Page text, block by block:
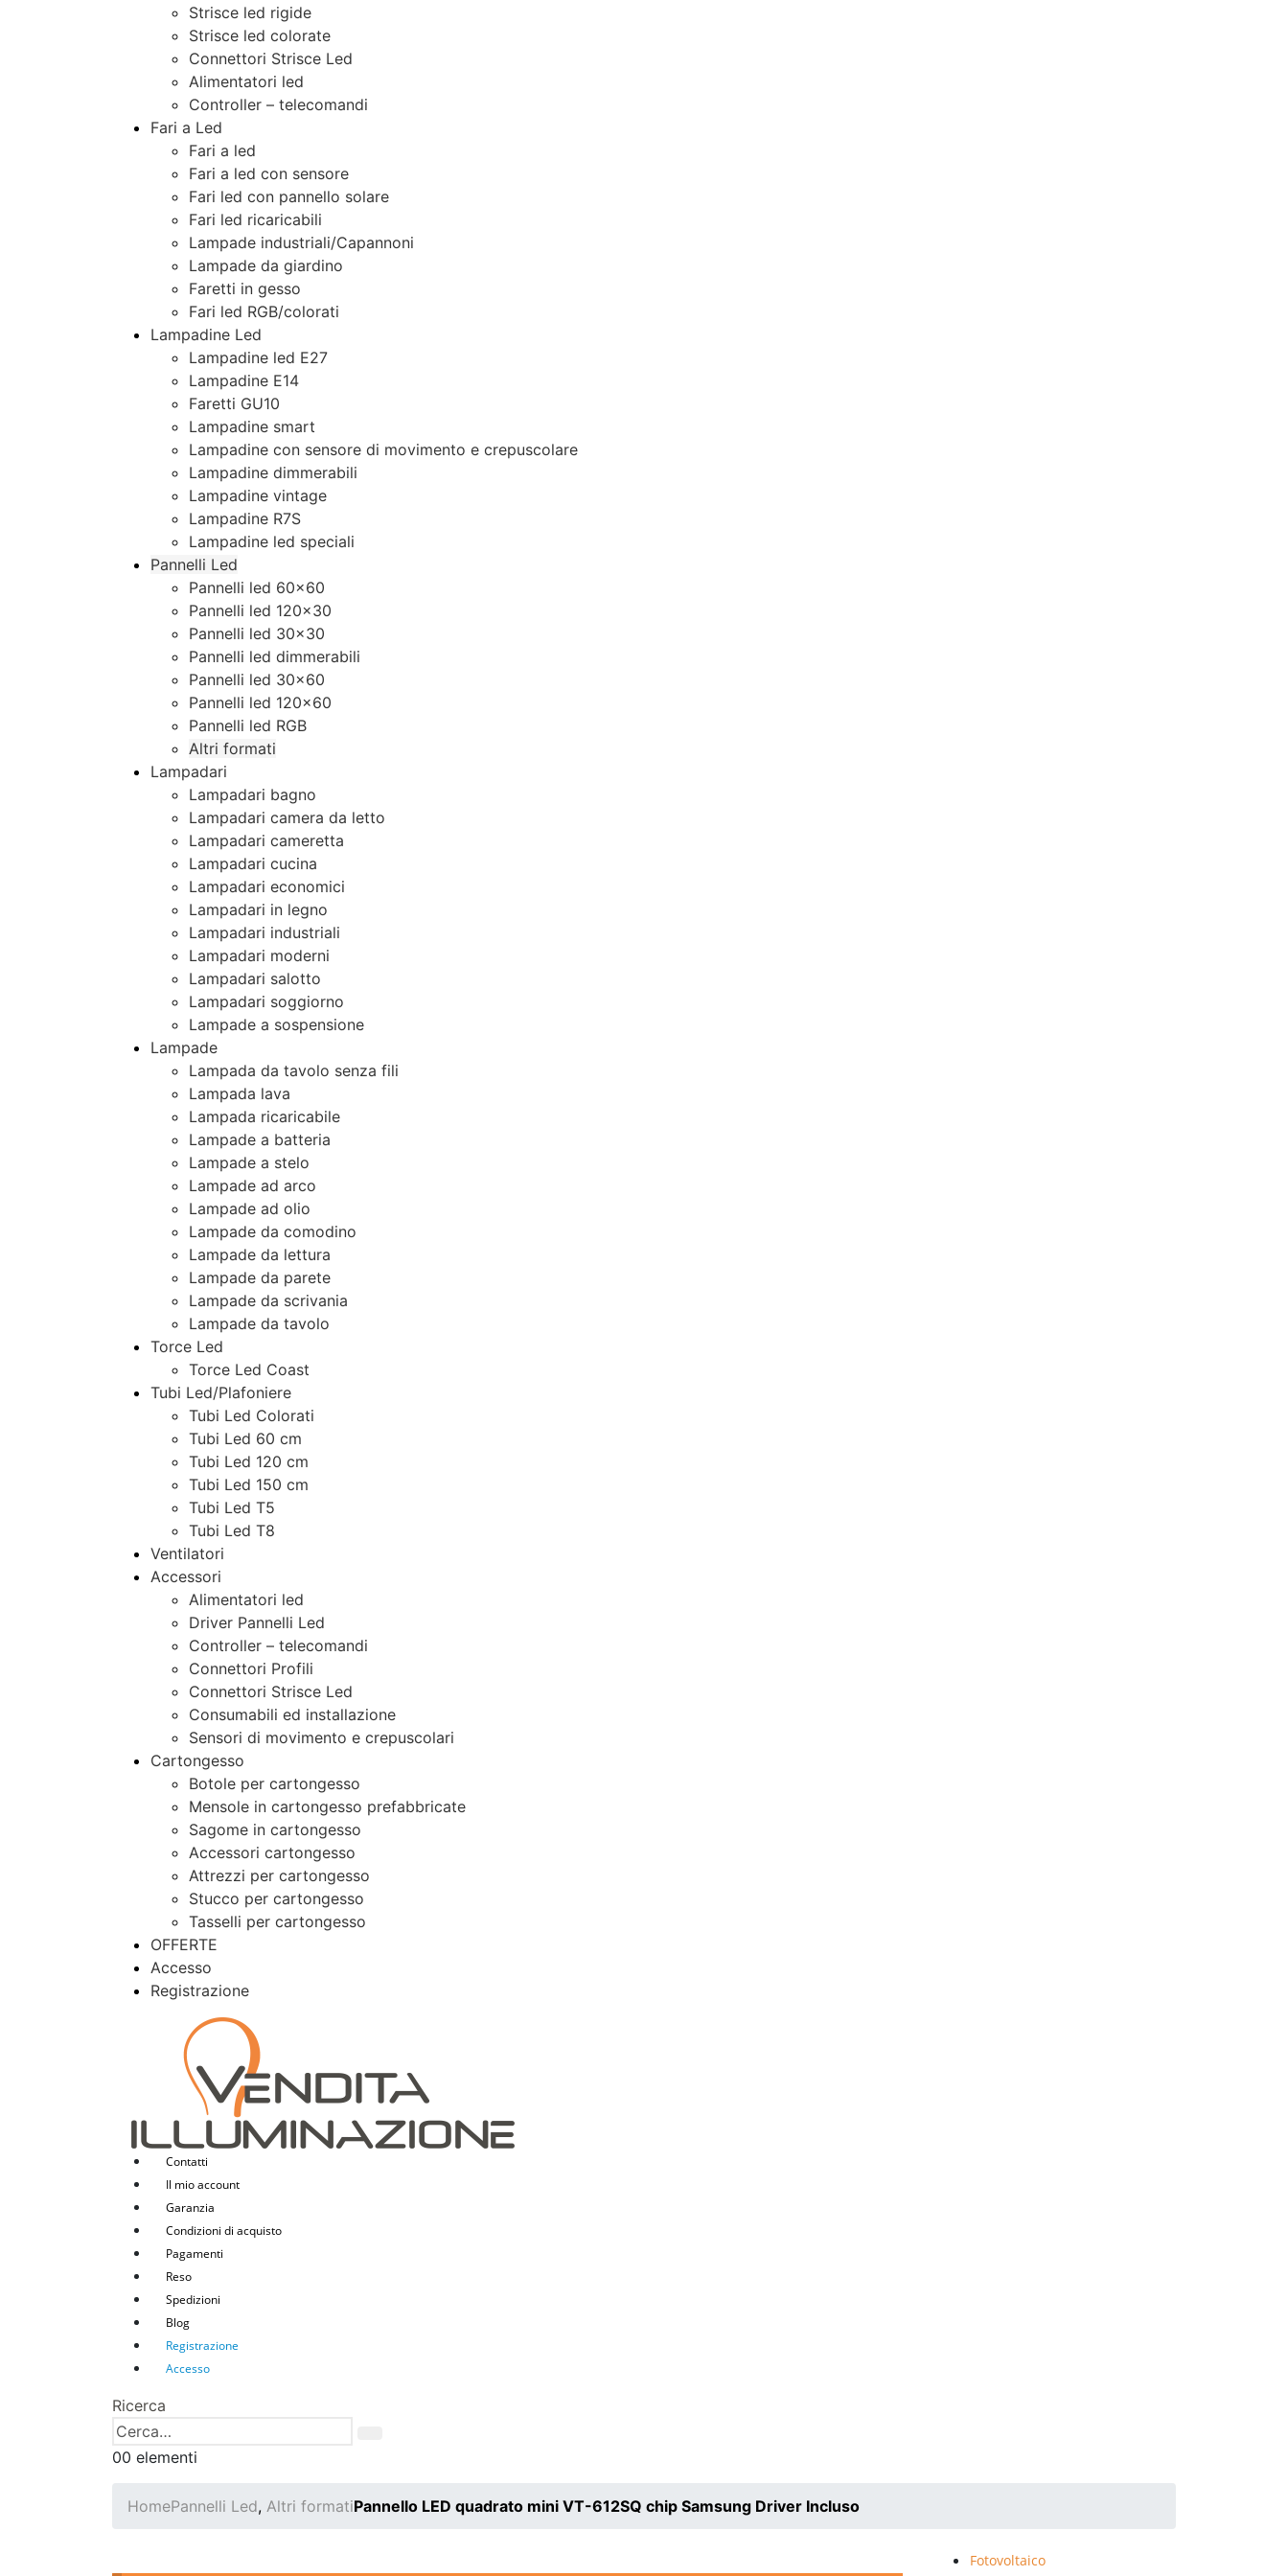
Strisce led rigide
Strisce led colorate
Connettori Strisce Led
Alimentatori led
Controller – telecomandi
Fari a Led
Fari a led
Fari a led con sensore
Fari led con pannello solare
Fari led ricaricabili
Lampade industriali/Capannoni
Lampade da giardino
Faretti in gesso
Fari led RGB/colorati
Lampadine Led
Lampadine led E27
Lampadine E14
Faretti GU10
Lampadine smart
Lampadine con sensore di movimento e crepuscolare
Lampadine dimmerabili
Lampadine vintage
Lampadine R7S
Lampadine led speciali
Pannelli Led
Pannelli led 60×60
Pannelli led 120×30
Pannelli led 30×30
Pannelli led dimmerabili
Pannelli led 30×60
Pannelli led 120×60
Pannelli led RGB
Altri formati
Lampadari
Lampadari bagno
Lampadari camera da letto
Lampadari cameretta
Lampadari cucina
Lampadari economici
Lampadari in legno
Lampadari industriali
Lampadari moderni
Lampadari salotto
Lampadari soggiorno
Lampade a sospensione
Lampade
Lampada da tavolo senza fili
Lampada lava
Lampada ricaricabile
Lampade a batteria
Lampade a stelo
Lampade ad arco
Lampade ad olio
Lampade da comodino
Lampade da lettura
Lampade da parete
Lampade da scrivania
Lampade da tavolo
Torce Led
Torce Led Coast
Tubi Led/Plafoniere
Tubi Led Colorati
Tubi Led 60 cm
Tubi Led 120 cm
Tubi Led 150 cm
Tubi Led T5
Tubi Led T8
Ventilatori
Accessori
Alimentatori led
Driver Pannelli Led
Controller – telecomandi
Connettori Profili
Connettori Strisce Led
Consumabili ed installazione
Sensori di movimento e crepuscolari
Cartongesso
Botole per cartongesso
Mensole in cartongesso prefabbricate
Sagome in cartongesso
Accessori cartongesso
Attrezzi per cartongesso
Stucco per cartongesso
Tasselli per cartongesso
OFFERTE
Accesso
Registrazione
Contatti
Il mio account
Garanzia
Condizioni di acquisto
Pagamenti
Reso
Spedizioni
Blog
Registrazione
Accesso
Ricerca
00 elementi
HomePannelli Led, Altri formatiPannello LED quadrato mini VT-612SQ chip Samsung Driver Incluso
Fotovoltaico